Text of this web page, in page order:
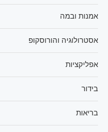
אמנות ובמה
אסטרולוגיה והורוסקופ
אפליקציות
בידור
בריאות